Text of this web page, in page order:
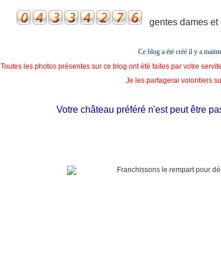
gentes dames et
Ce blog a été créé il y a
Toutes les photos présentes sur ce blog ont été faites par votre
Je les partagerai volontiers
Votre château préféré n'est peut être